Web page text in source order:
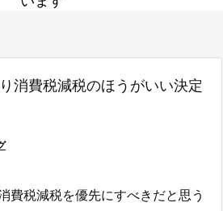
消費税減税のほうがいい決定
費税減税を優先にすべきだと思う